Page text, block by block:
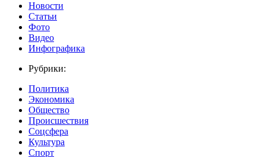
Новости
Статьи
Фото
Видео
Инфографика
Рубрики:
Политика
Экономика
Общество
Происшествия
Соцсфера
Культура
Спорт